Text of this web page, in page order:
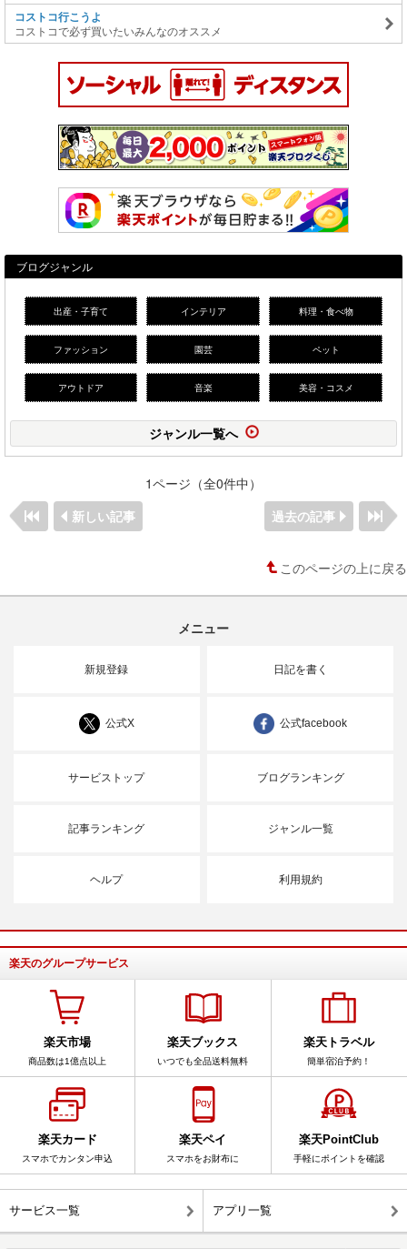
コストコ行こうよ
コストコで必ず買いたいみんなのオススメ
ブログジャンル
出産・子育て インテリア 料理・食べ物
ファッション 園芸 ペット
アウトドア 音楽 美容・コスメ
ジャンル一覧へ
1ページ（全0件中）
新しい記事
過去の記事
このページの上に戻る
メニュー
新規登録 日記を書く
公式X 公式facebook
サービストップ ブログランキング
記事ランキング ジャンル一覧
ヘルプ 利用規約
楽天のグループサービス
楽天市場
商品数は1億点以上
楽天ブックス
いつでも全品送料無料
楽天トラベル
簡単宿泊予約！
楽天カード
スマホでカンタン申込
楽天ペイ
スマホをお財布に
楽天PointClub
手軽にポイントを確認
サービス一覧 アプリ一覧